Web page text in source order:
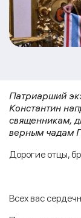
Патриарший
Константин
священникам,
верным чадам
Дорогие отцы,
Всех вас